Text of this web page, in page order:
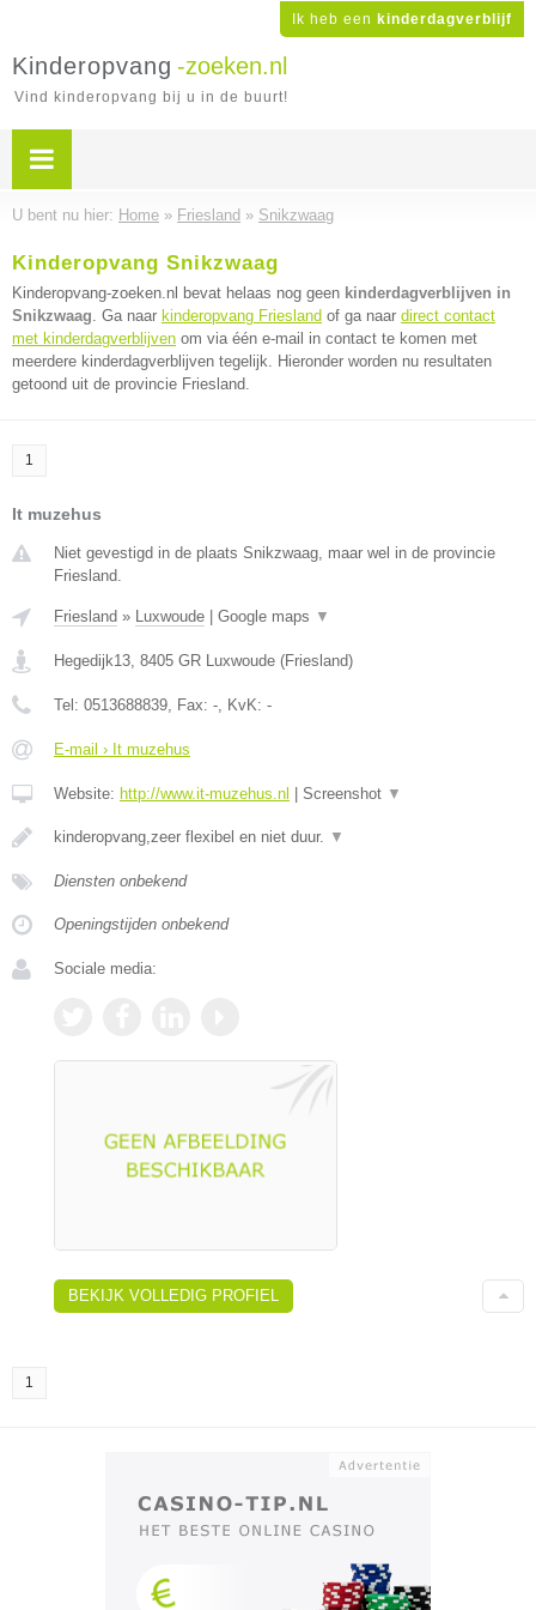
Ik heb een kinderdagverblijf
Kinderopvang -zoeken.nl
Vind kinderopvang bij u in de buurt!
U bent nu hier: Home » Friesland » Snikzwaag
Kinderopvang Snikzwaag
Kinderopvang-zoeken.nl bevat helaas nog geen kinderdagverblijven in
Snikzwaag. Ga naar kinderopvang Friesland of ga naar direct contact
met kinderdagverblijven om via één e-mail in contact te komen met
meerdere kinderdagverblijven tegelijk. Hieronder worden nu resultaten
getoond uit de provincie Friesland.
1
It muzehus
Niet gevestigd in de plaats Snikzwaag, maar wel in de provincie
Friesland.
Friesland » Luxwoude Google maps ▼
Hegedijk13, 8405 GR Luxwoude (Friesland)
Tel: 0513688839, Fax: -, KvK: -
E-mail › It muzehus
Website: http://www.it-muzehus.nl Screenshot ▼
kinderopvang,zeer flexibel en niet duur. ▼
Diensten onbekend
Openingstijden onbekend
Sociale media:
BEKIJK VOLLEDIG PROFIEL
1